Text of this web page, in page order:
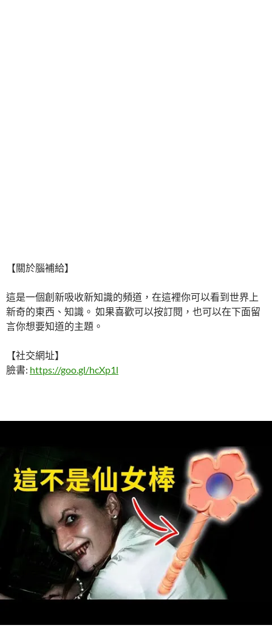
【關於腦補給】
這是一個創新吸收新知識的頻道，在這裡你可以看到世界上
新奇的東西、知識。 如果喜歡可以按訂閱，也可以在下面留
言你想要知道的主題。
【社交網址】
臉書: https://goo.gl/hcXp1l